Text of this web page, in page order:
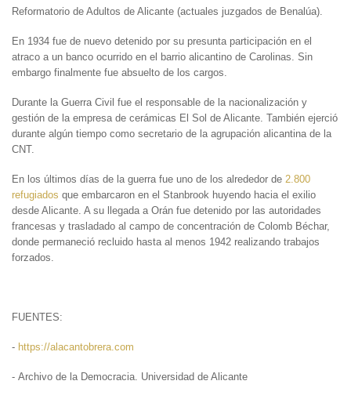
Reformatorio de Adultos de Alicante (actuales juzgados de Benalúa).
En 1934 fue de nuevo detenido por su presunta participación en el
atraco a un banco ocurrido en el barrio alicantino de Carolinas. Sin
embargo finalmente fue absuelto de los cargos.
Durante la Guerra Civil fue el responsable de la nacionalización y
gestión de la empresa de cerámicas El Sol de Alicante. También ejerció
durante algún tiempo como secretario de la agrupación alicantina de la
CNT.
En los últimos días de la guerra fue uno de los alrededor de 2.800
refugiados que embarcaron en el Stanbrook huyendo hacia el exilio
desde Alicante. A su llegada a Orán fue detenido por las autoridades
francesas y trasladado al campo de concentración de Colomb Béchar,
donde permaneció recluido hasta al menos 1942 realizando trabajos
forzados.
FUENTES:
- https://alacantobrera.com
- Archivo de la Democracia. Universidad de Alicante